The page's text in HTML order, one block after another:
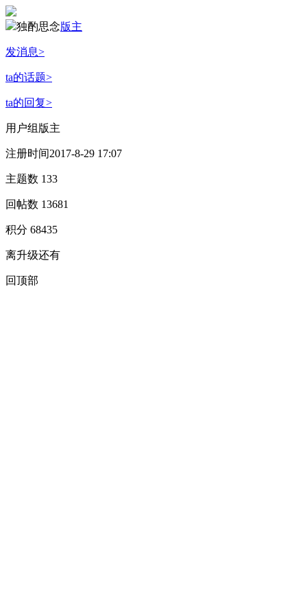
独酌思念版主
发消息>
ta的话题>
ta的回复>
用户组 版主
注册时间2017-8-29 17:07
主题数 133
回帖数 13681
积分 68435
离升级还有
回顶部